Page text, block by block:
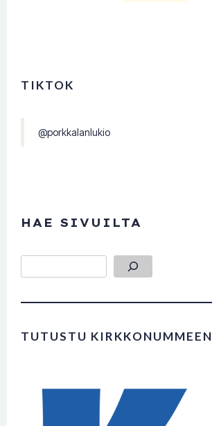
TIKTOK
@porkkalanlukio
HAE SIVUILTA
TUTUSTU KIRKKONUMMEEN